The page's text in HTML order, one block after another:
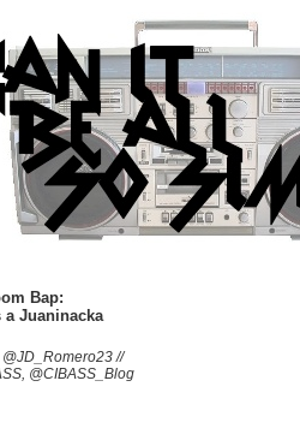
Bap:
a Juaninacka
//
@CIBASS_Blog